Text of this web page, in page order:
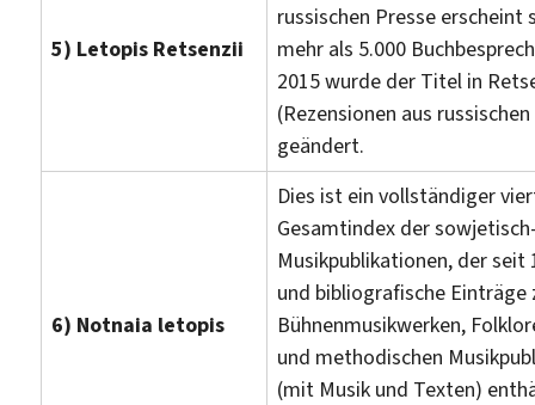
5) Letopis Retsenzii
russischen Presse
mehr als 5.000
2015 wurde der Titel in
(Rezensionen aus
geändert.
6) Notnaia letopis
Dies ist ein vollständiger
Gesamtindex der
Musikpublikationen, der
und bibliografische Einträge
Bühnenmusikwerken,
und methodischen
(mit Musik und Texten)